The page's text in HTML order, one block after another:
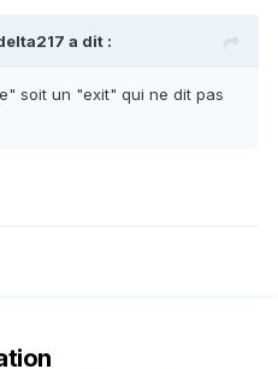
a dit :
soit un "exit" qui ne dit pas